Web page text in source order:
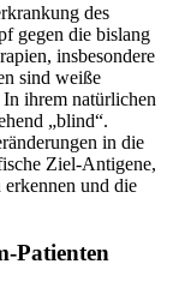
des
gegen die bislang
insbesondere
sind weiße
ihrem natürlichen
„blind“.
in die
Ziel-Antigene,
und die
Patienten